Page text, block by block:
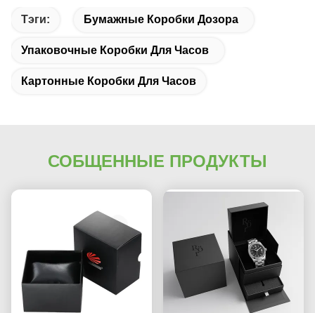
Тэги: Бумажные Коробки Дозора
Упаковочные Коробки Для Часов
Картонные Коробки Для Часов
СОБЩЕННЫЕ ПРОДУКТЫ